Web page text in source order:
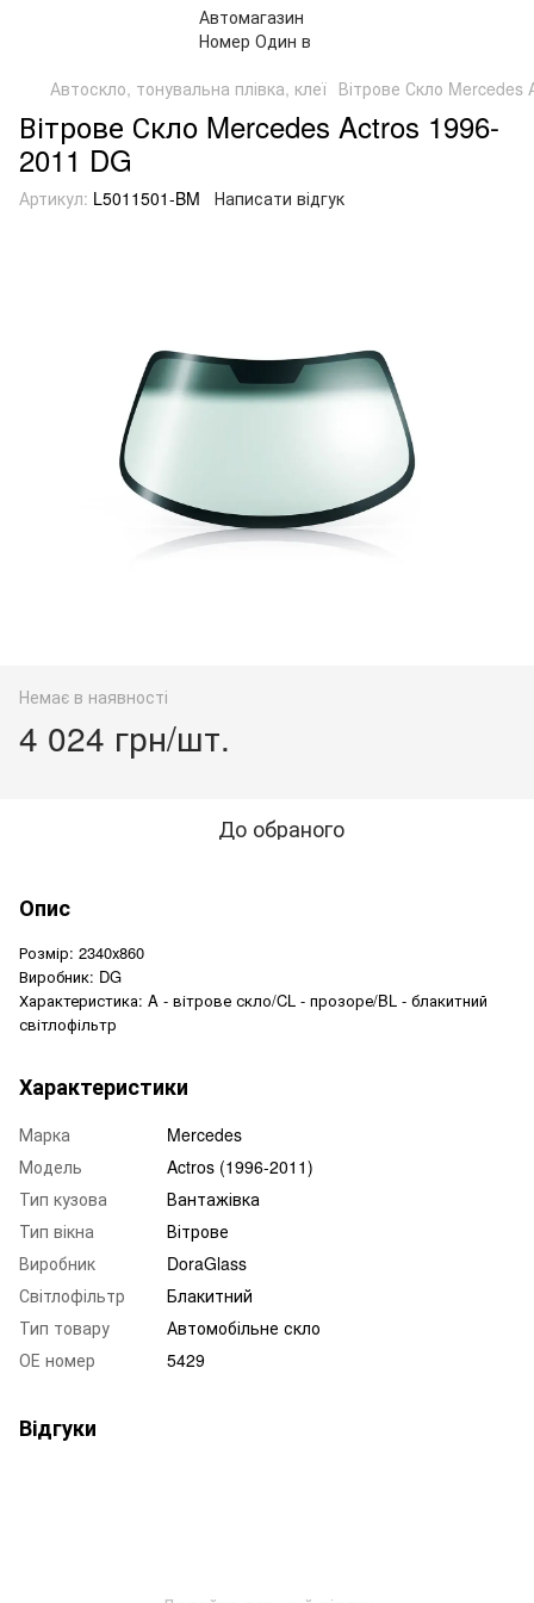
Автоскло, тонувальна плівка, клеї Вітрове Скло Mercedes
Вітрове Скло Mercedes Actros 1996-
2011 DG
Артикул: L5011501-BM Написати відгук
Немає в наявності
4 024 грн/шт.
До обраного
Опис
Розмір: 2340х860
Виробник: DG
Характеристика: A - вітрове скло/CL - прозоре/BL - блакитний
світлофільтр
Характеристики
Марка
Mercedes
Модель
Actros (1996-2011)
Тип кузова
Вантажівка
Тип вікна
Вітрове
Виробник
DoraGlass
Світлофільтр
Блакитний
Тип товару
Автомобільне скло
ОЕ номер
5429
Відгуки